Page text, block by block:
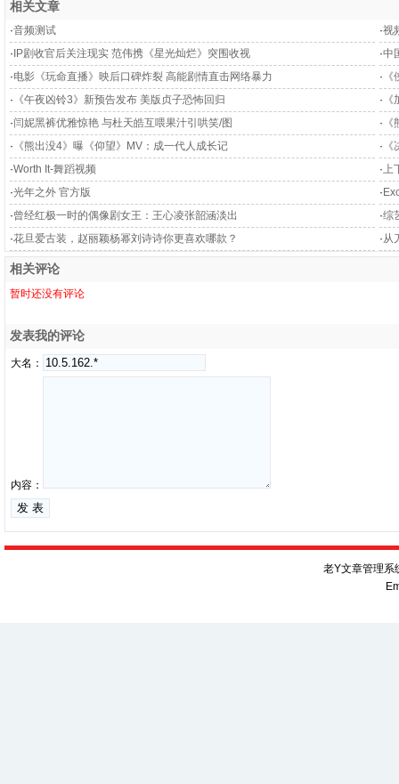
相关文章
·音频测试 ·视
· IP剧收官后关注现实 范伟携《星光灿烂》突围收视 ·中
·电影《玩命直播》映后口碑炸裂 高能剧情直击网络暴力 ·
· 《午夜凶铃3》新预告发布 美版贞子恐怖回归 ·
·闫妮黑裤优雅惊艳 与杜天皓互喂果汁引哄笑/图 ·
· 《熊出没4》曝《仰望》MV：成一代人成长记 ·
·Worth It-舞蹈视频 ·上
·光年之外 官方版 ·
·曾经红极一时的偶像剧女王：王心凌张韶涵淡出 ·综
·花旦爱古装，赵丽颖杨幂刘诗诗你更喜欢哪款？ ·从
相关评论
暂时还没有评论
发表我的评论
大名：
内容：
老Y文章管理系